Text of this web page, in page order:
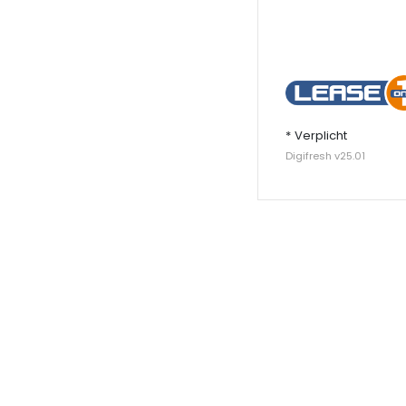
* Verplicht
Digifresh v25.01